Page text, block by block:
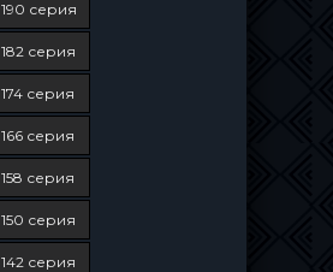
190 серия
182 серия
174 серия
166 серия
158 серия
150 серия
142 серия